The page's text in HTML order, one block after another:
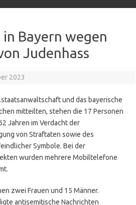
in Bayern wegen
Judenhass
2023
und das bayerische
mitteilten, stehen die 17 Personen
Jahren im Verdacht der
von Straftaten sowie des
Symbole. Bei der
wurden mehrere Mobiltelefone
zwei Frauen und 15 Männer.
antisemitische Nachrichten